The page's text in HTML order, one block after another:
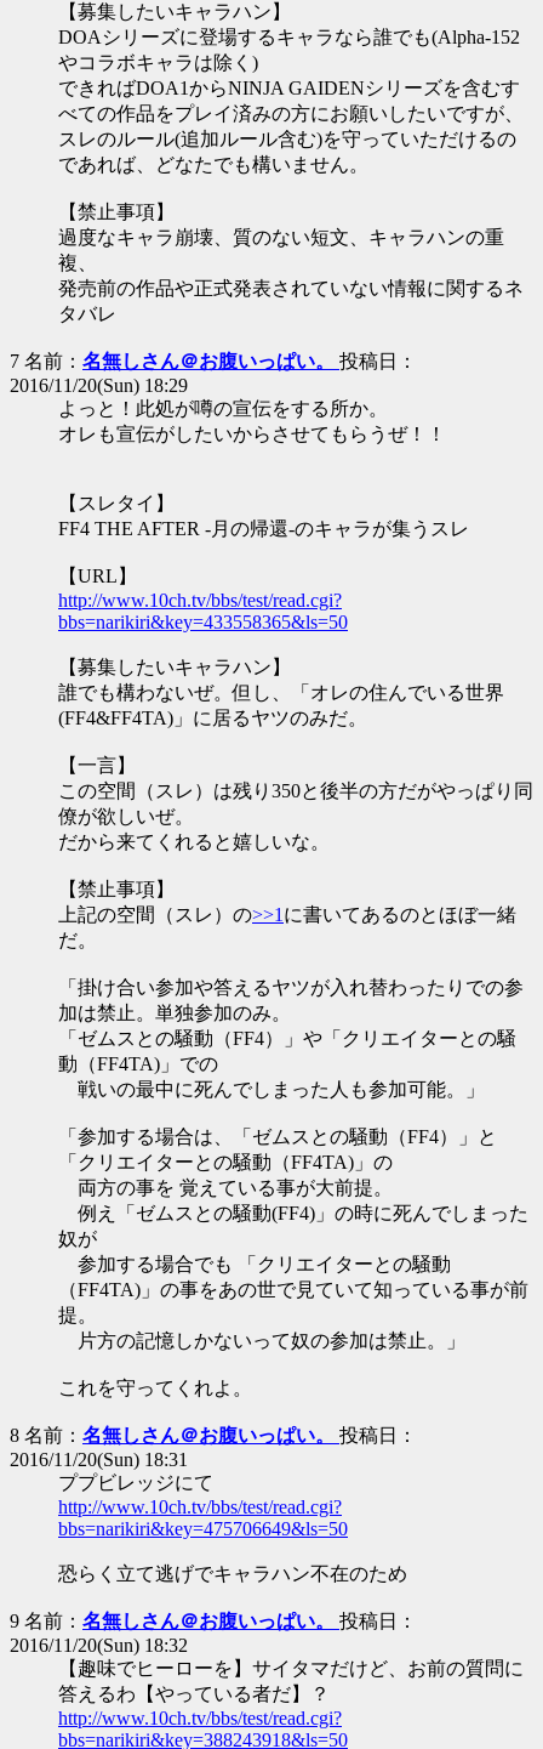
【募集したいキャラハン】
DOAシリーズに登場するキャラなら誰でも(Alpha-152
やコラボキャラは除く)
できればDOA1からNINJA GAIDENシリーズを含むす
べての作品をプレイ済みの方にお願いしたいですが、
スレのルール(追加ルール含む)を守っていただけるの
であれば、どなたでも構いません。
【禁止事項】
過度なキャラ崩壊、質のない短文、キャラハンの重
複、
発売前の作品や正式発表されていない情報に関するネ
タバレ
7 名前： 名無しさん＠お腹いっぱい。 投稿日：
2016/11/20(Sun) 18:29
よっと！此処が噂の宣伝をする所か。
オレも宣伝がしたいからさせてもらうぜ！！
【スレタイ】
FF4 THE AFTER -月の帰還-のキャラが集うスレ
【URL】
http://www.10ch.tv/bbs/test/read.cgi?
bbs=narikiri&key=433558365&ls=50
【募集したいキャラハン】
誰でも構わないぜ。但し、「オレの住んでいる世界
(FF4&FF4TA)」に居るヤツのみだ。
【一言】
この空間（スレ）は残り350と後半の方だがやっぱり同
僚が欲しいぜ。
だから来てくれると嬉しいな。
【禁止事項】
上記の空間（スレ）の>>1 に書いてあるのとほぼ一緒
だ。
「掛け合い参加や答えるヤツが入れ替わったりでの参
加は禁止。単独参加のみ。
「ゼムスとの騒動（FF4）」や「クリエイターとの騒
動（FF4TA)」での
戦いの最中に死んでしまった人も参加可能。」
「参加する場合は、「ゼムスとの騒動（FF4）」と
「クリエイターとの騒動（FF4TA)」の
両方の事を 覚えている事が大前提。
例え「ゼムスとの騒動(FF4)」の時に死んでしまった
奴が
参加する場合でも 「クリエイターとの騒動
（FF4TA)」の事をあの世で見ていて知っている事が前
提。
片方の記憶しかないって奴の参加は禁止。」
これを守ってくれよ。
8 名前： 名無しさん＠お腹いっぱい。 投稿日：
2016/11/20(Sun) 18:31
ププビレッジにて
http://www.10ch.tv/bbs/test/read.cgi?
bbs=narikiri&key=475706649&ls=50
恐らく立て逃げでキャラハン不在のため
9 名前： 名無しさん＠お腹いっぱい。 投稿日：
2016/11/20(Sun) 18:32
【趣味でヒーローを】サイタマだけど、お前の質問に
答えるわ【やっている者だ】？
http://www.10ch.tv/bbs/test/read.cgi?
bbs=narikiri&key=388243918&ls=50